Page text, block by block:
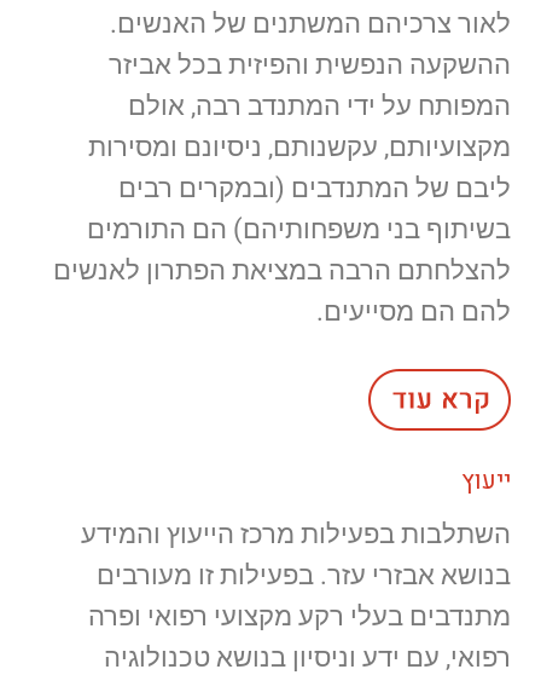
לאור צרכיהם המשתנים של האנשים.
ההשקעה הנפשית והפיזית בכל אביזר
המפותח על ידי המתנדב רבה, אולם
מקצועיותם, עקשנותם, ניסיונם ומסירות
ליבם של המתנדבים (ובמקרים רבים
בשיתוף בני משפחותיהם) הם התורמים
להצלחתם הרבה במציאת הפתרון לאנשים
להם הם מסייעים.
ייעוץ
השתלבות בפעילות מרכז הייעוץ והמידע
בנושא אבזרי עזר. בפעילות זו מעורבים
מתנדבים בעלי רקע מקצועי רפואי ופרה
רפואי, עם ידע וניסיון בנושא טכנולוגיה